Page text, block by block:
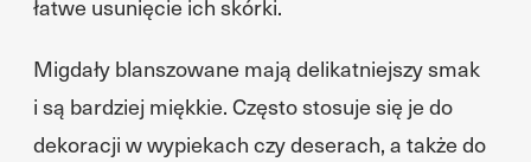
łatwe usunięcie ich skórki.
Migdały blanszowane mają delikatniejszy smak
i są bardziej miękkie. Często stosuje się je do
dekoracji w wypiekach czy deserach, a także do